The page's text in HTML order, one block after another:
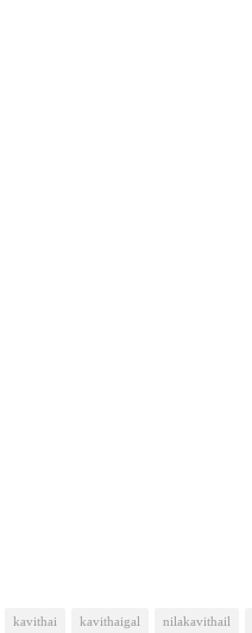
kavithai kavithaigal nilakavithail